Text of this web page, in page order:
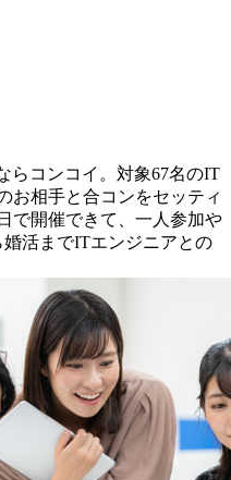
らコンコイ。対象67名のIT
お相手と合コンをセッティ
で開催できて、一人参加や
活までITエンジニアとの